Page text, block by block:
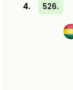
4. 526.